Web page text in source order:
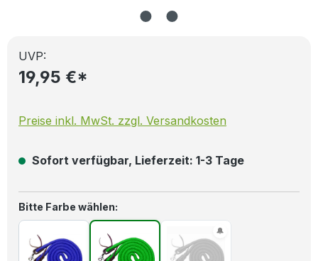
UVP:
19,95 €*
Preise inkl. MwSt. zzgl. Versandkosten
Sofort verfügbar, Lieferzeit: 1-3 Tage
Bitte Farbe wählen: